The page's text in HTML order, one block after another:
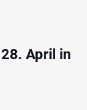
April in